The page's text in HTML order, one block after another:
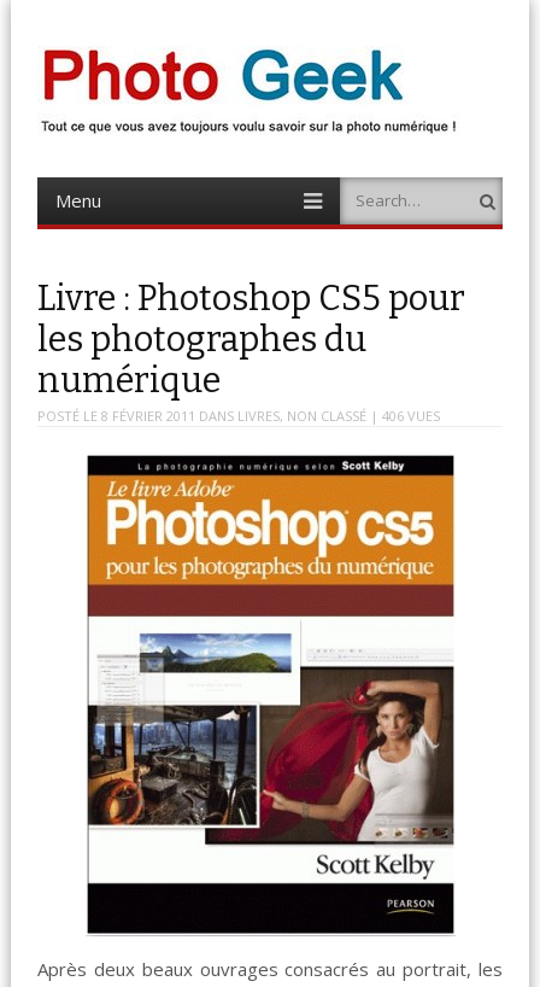
Photo Geek
Menu
content
Search
Livre : Photoshop CS5 pour
les photographes du
numérique
POSTÉ LE8 FÉVRIER 2011 DANS LIVRES, NON CLASSÉ | 406 VUES
Après deux beaux ouvrages consacrés au portrait, les